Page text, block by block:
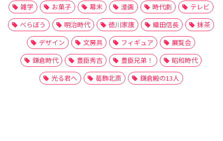
雑学
お菓子 幕末 漫画 時代劇
テレビ
べらぼう
明治時代 徳川家康 織田信長
抹茶
デザイン
文房具 フィギュア
展覧会
鎌倉時代
豊臣秀吉 豊臣兄弟！
昭和時代
光る君へ
葛飾北斎 鎌倉殿の13人